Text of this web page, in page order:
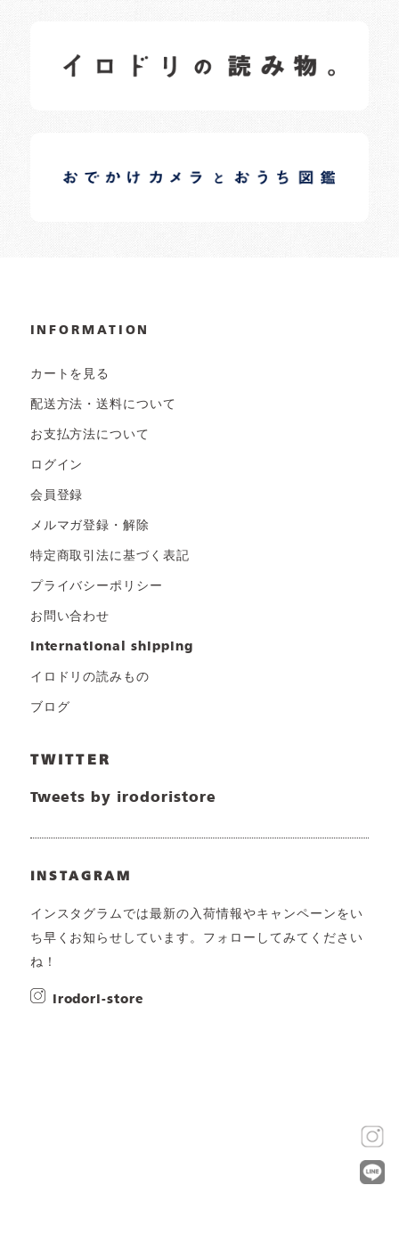
日常の様子など随時更新中です。
日常の様子など随時更新中です。
INFORMATION
カートを見る
配送方法・送料について
お支払方法について
ログイン
会員登録
メルマガ登録・解除
特定商取引法に基づく表記
プライバシーポリシー
お問い合わせ
international shipping
イロドリの読みもの
ブログ
TWITTER
Tweets by irodoristore
INSTAGRAM
インスタグラムでは最新の入荷情報やキャンペーンをい
ち早くお知らせしています。フォローしてみてください
ね！
irodori-store